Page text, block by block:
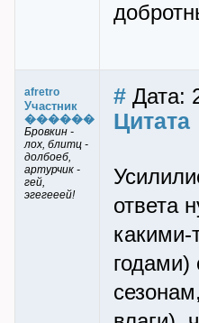
afretro
Участник
������
Бровкин -
лох, блитц -
долбоеб,
артурчик -
гей,
эгегееей!
# Дата:
Цитата
ответа
годами)